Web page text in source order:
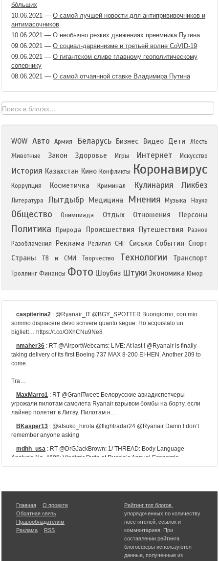
бо́льших
10.06.2021 — О самой лучшей новости для антипрививочников и
антимасочников
10.06.2021 — О необычно резких движениях преемника Путина
09.06.2021 — О социал-дарвинизме и третьей волне CoVID-19
09.06.2021 — О гигантском сливе главному геополитическому
сопернику
08.06.2021 — О самой отчаянной ставке Владимира Путина
WOW Авто Армия Беларусь Бизнес Видео Дети
Жесть
Животные
Закон Здоровье Игры Интернет Искусство
История Казахстан Кино Конфликты Коронавирус
Коррупция Косметичка Криминал Кулинария Ликбез
Литература Лытдыбр Медицина Мнения Музыка Наука
Общество Олимпиада Отдых Отношения Персоны
Политика Природа Происшествия Путешествия
Разное
Разоблачения
Реклама Религия СНГ Сиськи События Спорт
Страны
ТВ и СМИ Творчество Технологии Транспорт
Троллинг Финансы Фото Шоубиз Штуки Экономика Юмор
caspiterina2 : @Ryanair_IT @BGY_SPOTTER Buongiorno, con mio
sommo dispiacere devo scrivere quanto segue. Ho acquistato un
bigliett… https://t.co/OXhCNu9Ne8
nmaher36 : RT @AirportWebcams: LIVE: At last ! @Ryanair is finally
taking delivery of its first Boeing 737 MAX 8-200 EI-HEN. Another 209 to
come.
Tra…
MaxMarro1 : RT @GraniTweet: Белорусские авиадиспетчеры
угрожали пилотам самолета Ryanair взрывом бомбы на борту, если
лайнер полетит в Литву. Пилотам н…
BKasper13 : @atsuko_hirota @flightradar24 @Ryanair Damn I don’t
remember anyone asking
mdhh_usa : RT @DrGJackBrown: 1/ THREAD: Body Language
Analysis No. 4605: Vladimir Putin at Russia’s Annual Economic
Conference — Regarding "The U.S.…
TingisNekor:
ZIK_IA:Лукашенко доручив бути готовими до швидкої мобілізації
за його наказом
#ZIK #ЗІК #новини #Україна #news #Ukraine
Главная
О проекте
Обратная связь
Правообладателям
Реклама
RSS
Рейтинг топ блогов
упорядоченных по количеству
посетителей, ссылок и
комментариев. При
составлении рейтинга
блогосферы используются
данные, полученные из